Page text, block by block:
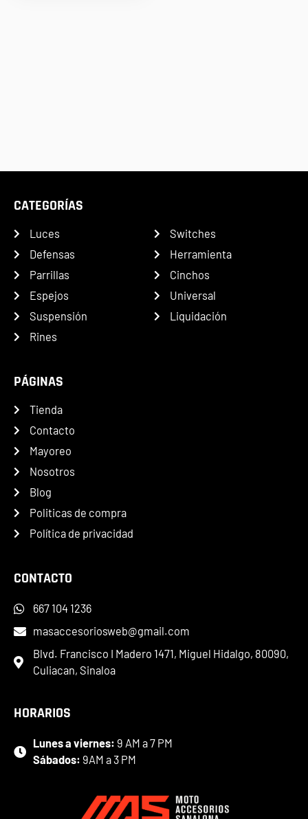
CATEGORÍAS
Luces
Defensas
Parrillas
Espejos
Suspensión
Rines
Switches
Herramienta
Cinchos
Universal
Liquidación
PÁGINAS
Tienda
Contacto
Mayoreo
Nosotros
Blog
Politicas de compra
Política de privacidad
CONTACTO
667 104 1236
masaccesoriosweb@gmail.com
Blvd. Francisco I Madero 1471, Miguel Hidalgo, 80090,
Culiacan, Sinaloa
HORARIOS
Lunes a viernes: 9 AM a 7 PM
Sábados: 9AM a 3 PM